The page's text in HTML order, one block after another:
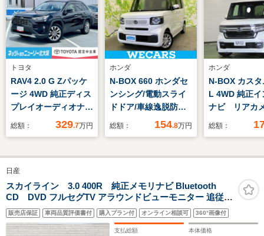
トヨタ
RAV4 2.0 G Zパッケ
ージ 4WD 純正ディス
プレイオーディオナ
ビ パノラミックビュ
マートキー キーレ
ス スペアキー
LEDライトクルーズコ
ントロール
総額： 329.7万円
ホンダ
N-BOX 660 ホンダセ
ンシング/電動スライ
ドドア/車線逸脱防止
支援システム/ヘッド
アイドリングストッ
運転席/エアバッグ 助
手席
総額： 154.8万円
ホンダ
N-BOX カス
L 4WD 純正イ
ナビ リアカ
ルーズコン
正エンスタ
総額：
日産
スカイライン 3.0 400R 純正メモリナビ Bluetooth
CD DVD フルセグTV アラウンドビューモニター 追従式
クルーズコントロール レザーシート パワーシート シート
ヒーターETC2.0 パドルシフト 衝突被害軽減システム
販売店保証 車両品質評価書付 購入プラン付 オンライン相談可 360°画像付
支払総額 本体価格